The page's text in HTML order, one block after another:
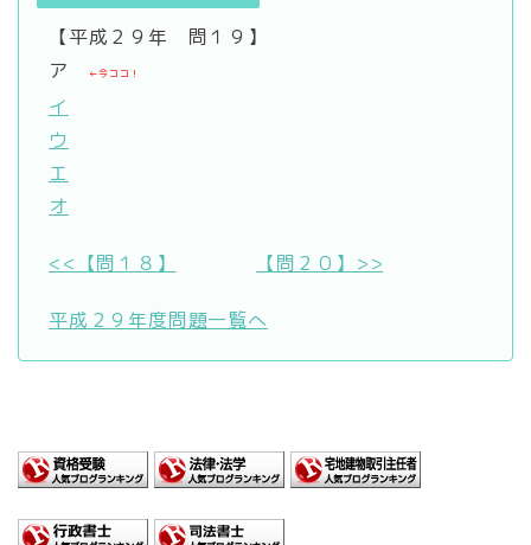
【平成２９年 問１９】
ア
←今ココ！
イ
ウ
エ
オ
<<【問１８】 【問２０】>>
平成２９年度問題一覧へ